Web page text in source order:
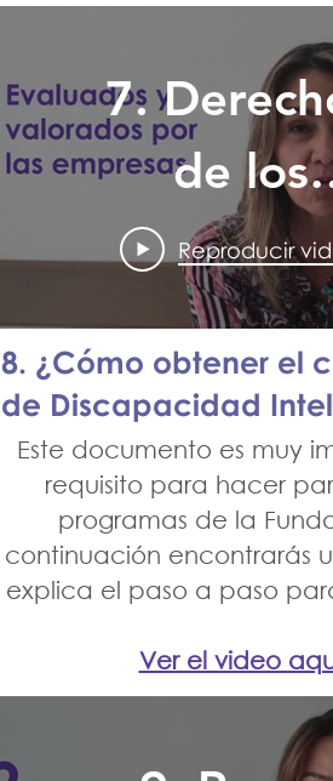
7.
de los
Amigos
Alma
ingresan
trabajar
Reproducir
8. ¿Cómo obtener el
de Discapacidad
Este documento es muy
requisito para hacer
programas de la
continuación encontrarás
explica el paso a paso
Ver el video